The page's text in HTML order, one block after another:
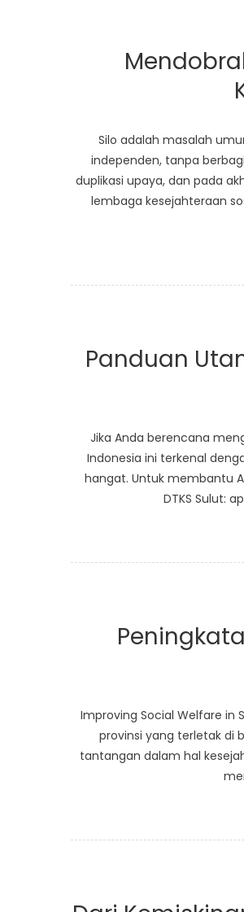
Silo adalah masalah
independen, tanpa
duplikasi upaya, dan pada
lembaga kesejahteraan
Panduan
Jika Anda berencana
Indonesia ini terkenal
hangat. Untuk membantu
DTKS Sulut:
Improving Social Welfare in
provinsi yang terletak di
tantangan dalam hal